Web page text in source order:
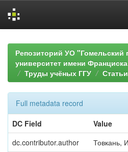
navigationРепозиторий УО "Гомельский
университет имени
Труды учёных ГГУ
Статьи
Full metadata record
DC Field
Value
dc.contributor.author
Товкань,